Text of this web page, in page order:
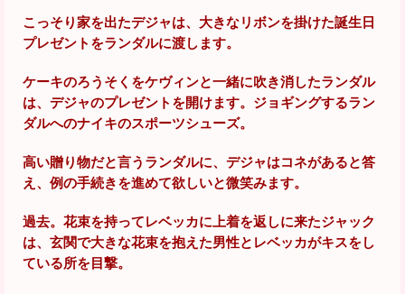
こっそり家を出たデジャは、大きなリボンを掛けた誕生日
プレゼントをランダルに渡します。
ケーキのろうそくをケヴィンと一緒に吹き消したランダル
は、デジャのプレゼントを開けます。ジョギングするラン
ダルへのナイキのスポーツシューズ。
高い贈り物だと言うランダルに、デジャはコネがあると答
え、例の手続きを進めて欲しいと微笑みます。
過去。花束を持ってレベッカに上着を返しに来たジャック
は、玄関で大きな花束を抱えた男性とレベッカがキスをし
ている所を目撃。